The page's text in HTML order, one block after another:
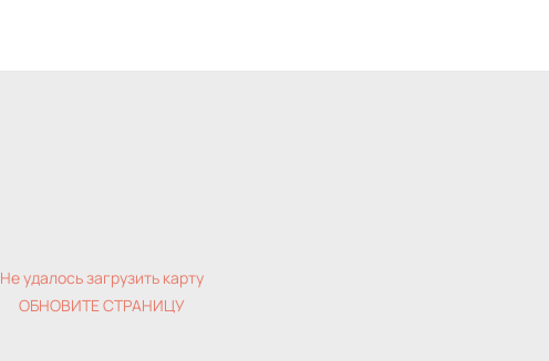
Не удалось загрузить карту
ОБНОВИТЕ СТРАНИЦУ